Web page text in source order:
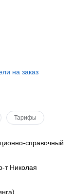
на заказ
Тарифы
справочный
Николая